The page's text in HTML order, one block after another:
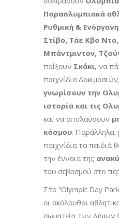
Παραολυμπιακά
Ρυθμική &
Στίβο, Τάε Κβο
Μπάντμιντον,
παίξουν Σκάκι, να
παιχνίδια
γνωρίσουν την
ιστορία και τις
και να απολαύσουν
κόσμου. Παράλληλα,
παιχνίδια τα παιδιά
την έννοια της
του σεβασμού στο
Στο “Olympic Day
οι ακόλουθοι
σωματεία των Δήμων